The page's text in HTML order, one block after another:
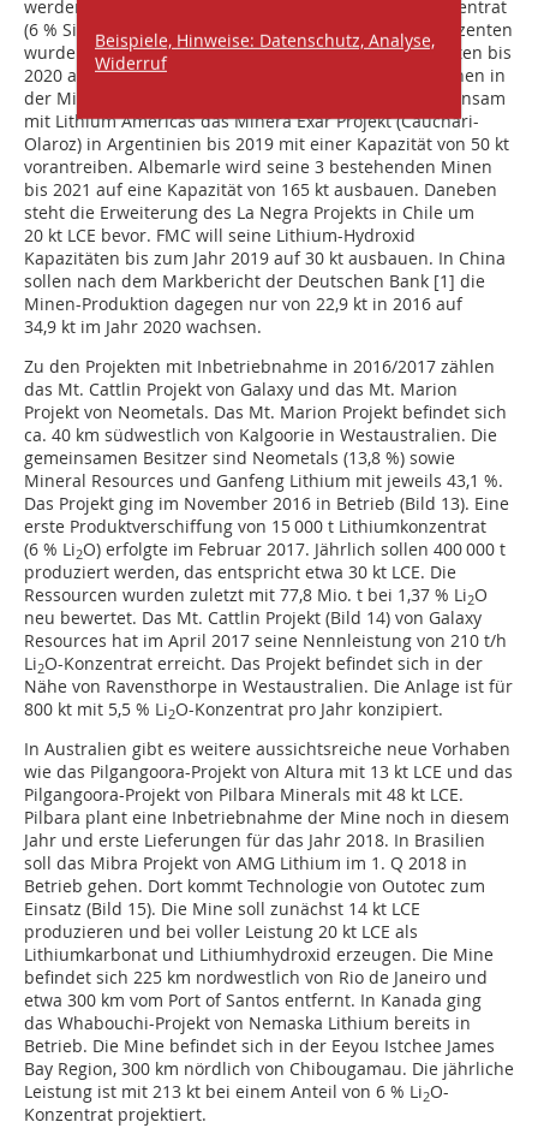
werden. Einige Projekte betreffen nur Spodumenkonzentrat
(6 % Si
O). Auf die Ausbaupläne der bisherigen Produzenten
wurde schon hingewiesen. Talison will seine Kapazitäten bis
2020 auf 110 kt verdoppeln. Dies erfolgt im Wesentlichen in
der Mine Greenbushes in Australien. SQM wird gemeinsam
mit Lithium Americas das Minera Exar Projekt (Cauchari-
Olaroz) in Argentinien bis 2019 mit einer Kapazität von 50 kt
vorantreiben. Albemarle wird seine 3 bestehenden Minen
bis 2021 auf eine Kapazität von 165 kt ausbauen. Daneben
steht die Erweiterung des La Negra Projekts in Chile um
20 kt LCE bevor. FMC will seine Lithium-Hydroxid
Kapazitäten bis zum Jahr 2019 auf 30 kt ausbauen. In China
sollen nach dem Markbericht der Deutschen Bank [1] die
Minen-Produktion dagegen nur von 22,9 kt in 2016 auf
34,9 kt im Jahr 2020 wachsen.
Zu den Projekten mit Inbetriebnahme in 2016/2017 zählen
das Mt. Cattlin Projekt von Galaxy und das Mt. Marion
Projekt von Neometals. Das Mt. Marion Projekt befindet sich
ca. 40 km südwestlich von Kalgoorie in Westaustralien. Die
gemeinsamen Besitzer sind Neometals (13,8 %) sowie
Mineral Resources und Ganfeng Lithium mit jeweils 43,1 %.
Das Projekt ging im November 2016 in Betrieb (Bild 13). Eine
erste Produktverschiffung von 15 000 t Lithiumkonzentrat
(6 % Li2O) erfolgte im Februar 2017. Jährlich sollen 400 000 t
produziert werden, das entspricht etwa 30 kt LCE. Die
Ressourcen wurden zuletzt mit 77,8 Mio. t bei 1,37 % Li2O
neu bewertet. Das Mt. Cattlin Projekt (Bild 14) von Galaxy
Resources hat im April 2017 seine Nennleistung von 210 t/h
Li2O-Konzentrat erreicht. Das Projekt befindet sich in der
Nähe von Ravensthorpe in Westaustralien. Die Anlage ist für
800 kt mit 5,5 % Li2O-Konzentrat pro Jahr konzipiert.
In Australien gibt es weitere aussichtsreiche neue Vorhaben
wie das Pilgangoora-Projekt von Altura mit 13 kt LCE und das
Pilgangoora-Projekt von Pilbara Minerals mit 48 kt LCE.
Pilbara plant eine Inbetriebnahme der Mine noch in diesem
Jahr und erste Lieferungen für das Jahr 2018. In Brasilien
soll das Mibra Projekt von AMG Lithium im 1. Q 2018 in
Betrieb gehen. Dort kommt Technologie von Outotec zum
Einsatz (Bild 15). Die Mine soll zunächst 14 kt LCE
produzieren und bei voller Leistung 20 kt LCE als
Lithiumkarbonat und Lithiumhydroxid erzeugen. Die Mine
befindet sich 225 km nordwestlich von Rio de Janeiro und
etwa 300 km vom Port of Santos entfernt. In Kanada ging
das Whabouchi-Projekt von Nemaska Lithium bereits in
Betrieb. Die Mine befindet sich in der Eeyou Istchee James
Bay Region, 300 km nördlich von Chibougamau. Die jährliche
Leistung ist mit 213 kt bei einem Anteil von 6 % Li2O-
Konzentrat projektiert.
Beispiele, Hinweise: Datenschutz, Analyse,
Widerruf